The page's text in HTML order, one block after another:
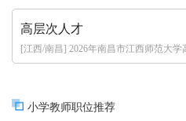
高层次人才
[江西/南昌] 2026年南昌市江西师范大
公告（84人）
小学教师职位推荐